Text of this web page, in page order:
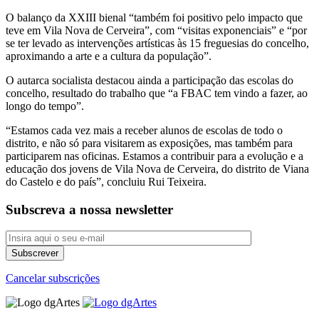
O balanço da XXIII bienal “também foi positivo pelo impacto que
teve em Vila Nova de Cerveira”, com “visitas exponenciais” e “por
se ter levado as intervenções artísticas às 15 freguesias do concelho,
aproximando a arte e a cultura da população”.
O autarca socialista destacou ainda a participação das escolas do
concelho, resultado do trabalho que “a FBAC tem vindo a fazer, ao
longo do tempo”.
“Estamos cada vez mais a receber alunos de escolas de todo o
distrito, e não só para visitarem as exposições, mas também para
participarem nas oficinas. Estamos a contribuir para a evolução e a
educação dos jovens de Vila Nova de Cerveira, do distrito de Viana
do Castelo e do país”, concluiu Rui Teixeira.
Subscreva a nossa newsletter
Cancelar subscrições